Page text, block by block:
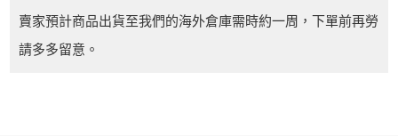
賣家預計商品出貨至我們的海外倉庫需時約一周，下單前再勞
請多多留意。